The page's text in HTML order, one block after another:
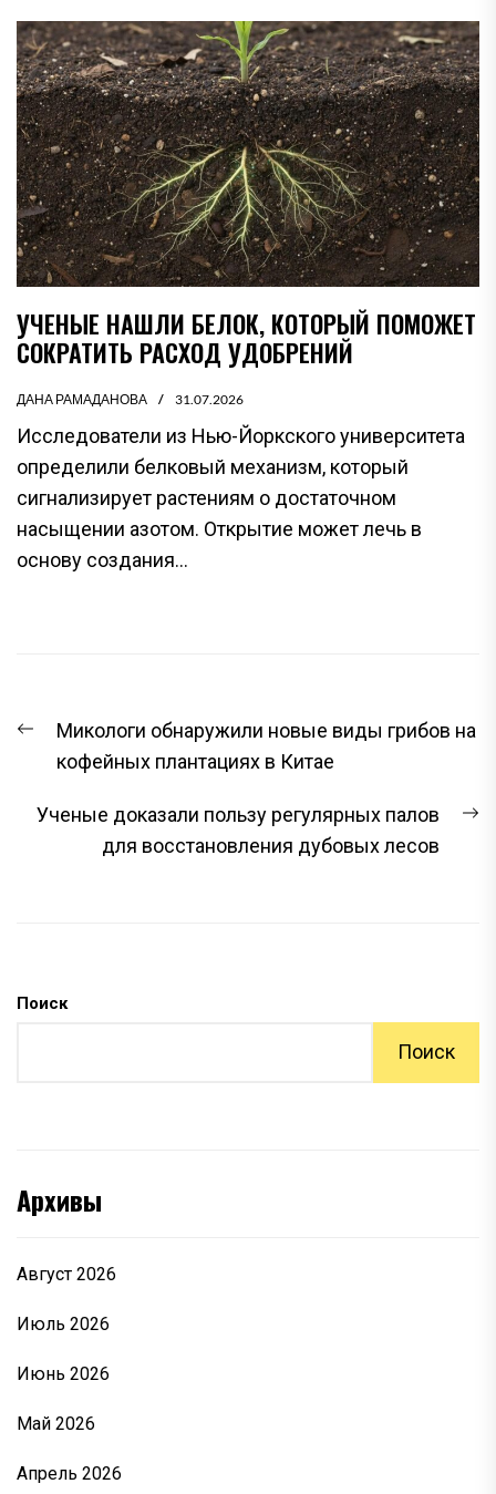
УЧЕНЫЕ НАШЛИ БЕЛОК, КОТОРЫЙ ПОМОЖЕТ
СОКРАТИТЬ РАСХОД УДОБРЕНИЙ
ДАНА РАМАДАНОВА 31.07.2026
Исследователи из Нью-Йоркского университета
определили белковый механизм, который
сигнализирует растениям о достаточном
насыщении азотом. Открытие может лечь в
основу создания...
НАВИГАЦИЯ
ПО
ЗАПИСЯМ
Предыдущая
запись:
Микологи обнаружили новые виды грибов на
кофейных плантациях в Китае
Ученые доказали пользу регулярных палов
для восстановления дубовых лесов
Поиск
Поиск
Архивы
Август 2026
Июль 2026
Июнь 2026
Май 2026
Апрель 2026